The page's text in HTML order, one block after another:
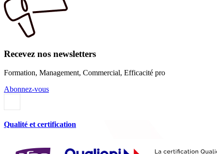
Recevez nos newsletters
Formation, Management, Commercial, Efficacité pro
Abonnez-vous
Qualité et certification